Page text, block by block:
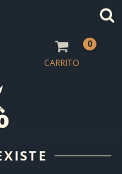
CARRITO
0